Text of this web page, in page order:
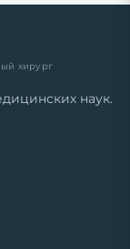
хирург
наук.